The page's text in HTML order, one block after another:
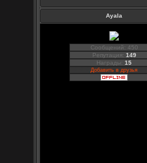
Ayala
Сообщений: 450
Репутация: 149
Награды:15
Добавить в друзья